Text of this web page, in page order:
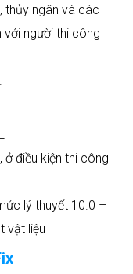
thủy ngân và các
người thi công
điều kiện thi công
lý thuyết 10.0 –
vật liệu